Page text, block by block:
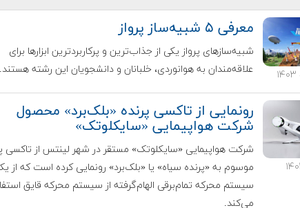
معرفی ۵ شبیه‌ساز پرواز
شبیه‌سازهای پرواز یکی از جذاب‌ترین و پرکاربردترین ابزارها برای
علاقه‌مندان به هوانوردی، خلبانان و دانشجویان این رشته هستند.
رونمایی از تاکسی پرنده «بلک‌برد» محصول
شرکت هواپیمایی «سایکلوتک»
شرکت هواپیمایی «سایکلوتک» مستقر در شهر لینتس از تاکسی
موسوم به «پرنده سیاه» یا «بلک‌برد» رونمایی کرده است که از
سیستم محرکه تمام‌برقی الهام‌گرفته از سیستم محرکه قایق
می‌کند.